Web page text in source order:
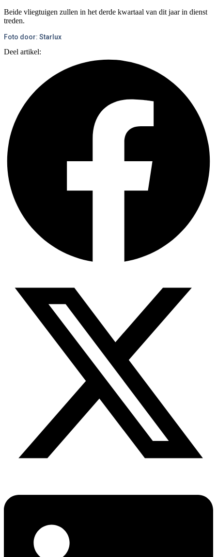
Beide vliegtuigen zullen in het derde kwartaal van dit jaar in dienst
treden.
Foto door: Starlux
Deel artikel: